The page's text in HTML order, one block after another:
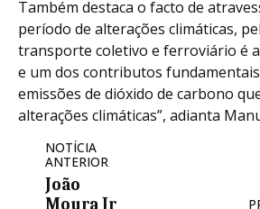
Também destaca o facto de
período de alterações climáticas,
transporte coletivo e ferroviário é
e um dos contributos
emissões de dióxido de carbono
alterações climáticas”, adianta
NOTÍCIA
ANTERIOR
João
Moura Jr